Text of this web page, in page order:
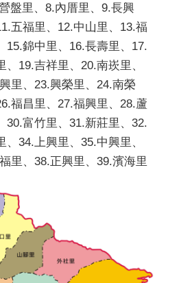
盤里、8.內厝里、9.長興
五福里、12.中山里、13.福
15.錦中里、16.長壽里、17.
19.吉祥里、20.南崁里、
里、23.興榮里、24.南榮
福昌里、27.福興里、28.蘆
30.富竹里、31.新莊里、32.
、34.上興里、35.中興里、
里、38.正興里、39.濱海里